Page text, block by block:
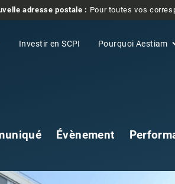
adresse postale : Pour toutes vos
Investir en SCPI Pourquoi Aestiam
Évènement